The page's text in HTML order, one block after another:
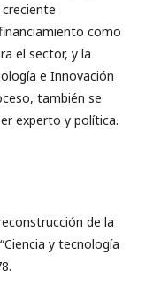
como
el sector, y la
e Innovación
también se
experto y política.
de la
y tecnología